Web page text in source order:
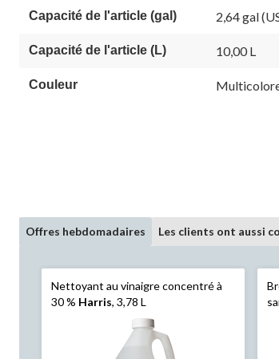
Capacité de l'article (gal) 2,64 gal
Capacité de l'article (L) 10,00 L
Couleur
Offres hebdomadaires Les clients ont aussi
Nettoyant au vinaigre concentré à
30 % Harris, 3,78 L